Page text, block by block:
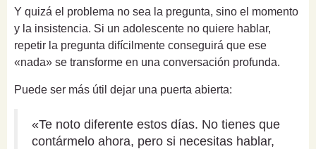
Y quizá el problema no sea la pregunta, sino el momento
y la insistencia. Si un adolescente no quiere hablar,
repetir la pregunta difícilmente conseguirá que ese
«nada» se transforme en una conversación profunda.
Puede ser más útil dejar una puerta abierta:
«Te noto diferente estos días. No tienes que
contármelo ahora, pero si necesitas hablar,